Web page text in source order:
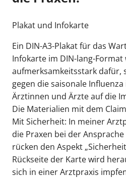
Plakat und Infokarte
Ein DIN-A3-Plakat für das
Infokarte im DIN-lang-Format
aufmerksamkeitsstark dafür,
gegen die saisonale
Ärztinnen und Ärzte auf die
Die Materialien mit dem
Mit Sicherheit: In meiner
die Praxen bei der
rücken den Aspekt
Rückseite der Karte wird
sich in einer Arztpraxis